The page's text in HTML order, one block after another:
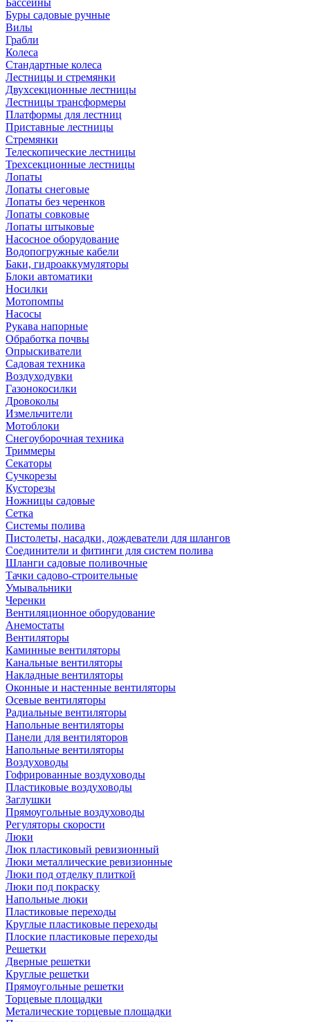
Бассейны
Буры садовые ручные
Вилы
Грабли
Колеса
Стандартные колеса
Лестницы и стремянки
Двухсекционные лестницы
Лестницы трансформеры
Платформы для лестниц
Приставные лестницы
Стремянки
Телескопические лестницы
Трехсекционные лестницы
Лопаты
Лопаты снеговые
Лопаты без черенков
Лопаты совковые
Лопаты штыковые
Насосное оборудование
Водопогружные кабели
Баки, гидроаккумуляторы
Блоки автоматики
Носилки
Мотопомпы
Насосы
Рукава напорные
Обработка почвы
Опрыскиватели
Садовая техника
Воздуходувки
Газонокосилки
Дровоколы
Измельчители
Мотоблоки
Снегоуборочная техника
Триммеры
Секаторы
Сучкорезы
Кусторезы
Ножницы садовые
Сетка
Системы полива
Пистолеты, насадки, дождеватели для шлангов
Соединители и фитинги для систем полива
Шланги садовые поливочные
Тачки садово-строительные
Умывальники
Черенки
Вентиляционное оборудование
Анемостаты
Вентиляторы
Каминные вентиляторы
Канальные вентиляторы
Накладные вентиляторы
Оконные и настенные вентиляторы
Осевые вентиляторы
Радиальные вентиляторы
Напольные вентиляторы
Панели для вентиляторов
Напольные вентиляторы
Воздуховоды
Гофрированные воздуховоды
Пластиковые воздуховоды
Заглушки
Прямоугольные воздуховоды
Регуляторы скорости
Люки
Люк пластиковый ревизионный
Люки металлические ревизионные
Люки под отделку плиткой
Люки под покраску
Напольные люки
Пластиковые переходы
Круглые пластиковые переходы
Плоские пластиковые переходы
Решетки
Дверные решетки
Круглые решетки
Прямоугольные решетки
Торцевые площадки
Металические торцевые площадки